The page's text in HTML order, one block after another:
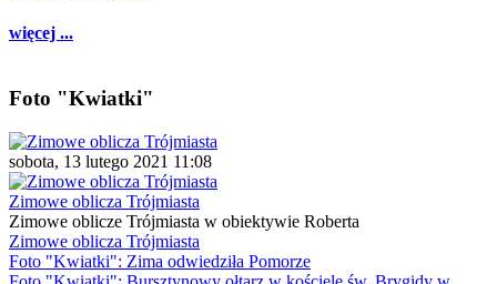
więcej ...
Foto "Kwiatki"
sobota, 13 lutego 2021 11:08
Zimowe oblicza Trójmiasta
Zimowe oblicze Trójmiasta w obiektywie Roberta
Zimowe oblicza Trójmiasta
Foto "Kwiatki": Zima odwiedziła Pomorze